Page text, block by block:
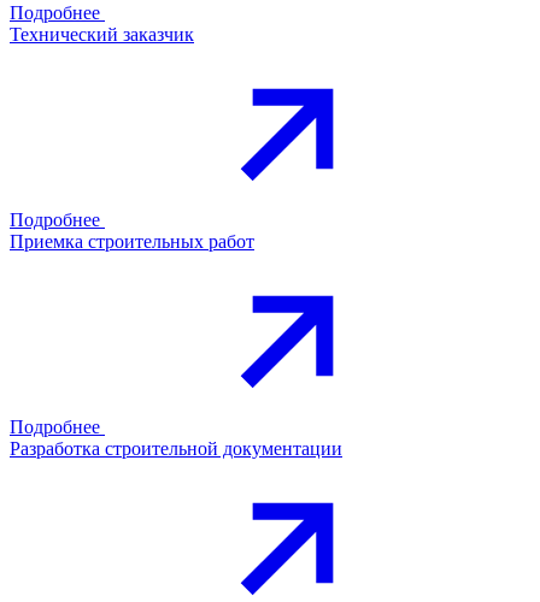
Подробнее
Технический заказчик
Подробнее
Приемка строительных работ
Подробнее
Разработка строительной документации